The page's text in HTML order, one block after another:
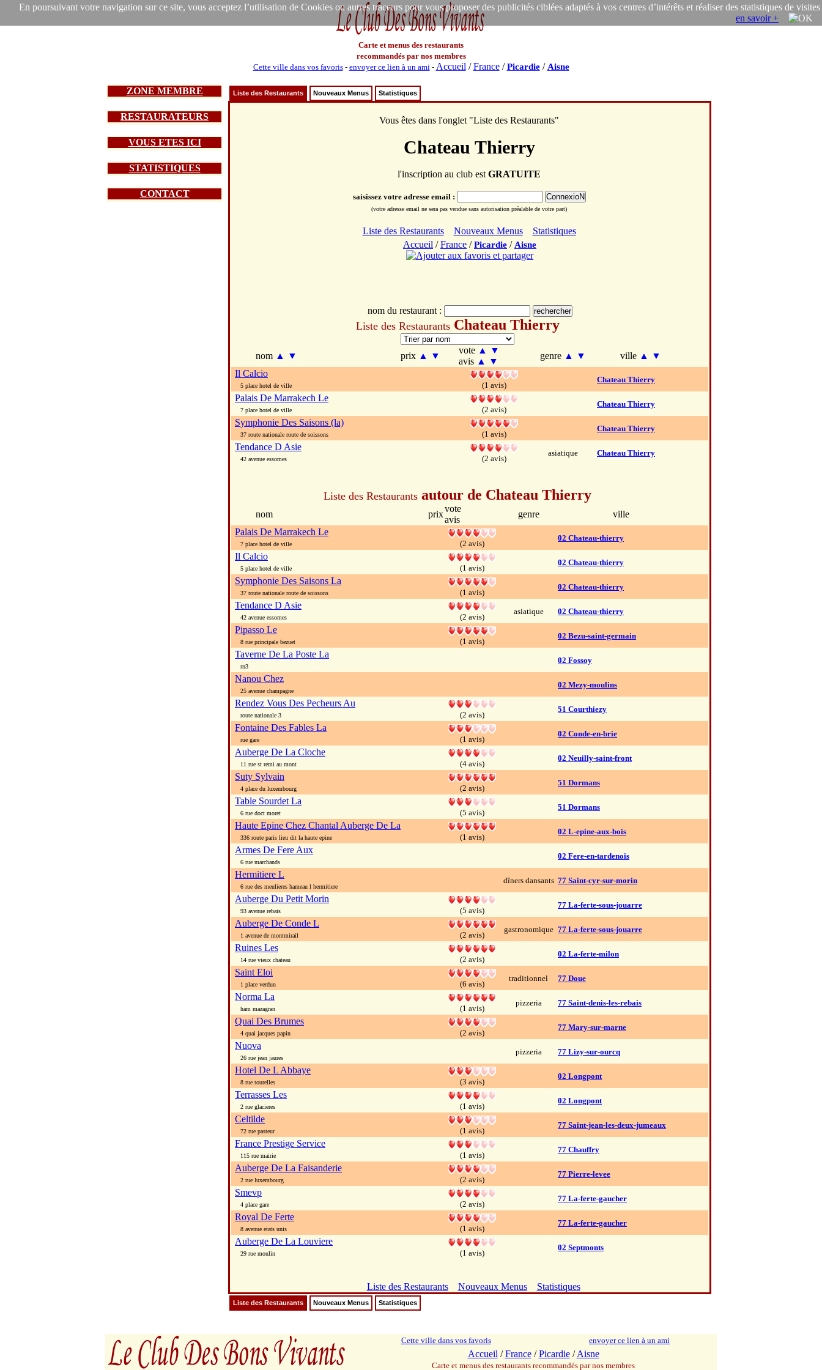
En poursuivant votre navigation sur ce site, vous acceptez l’utilisation de Cookies ou autres traceurs pour vous proposer des publicités ciblées adaptés à vos centres d’intérêts et réaliser des statistiques de visites
en savoir +
Carte et menus des restaurants
recommandés par nos membres
Cette ville dans vos favoris- envoyer ce lien à un ami- Accueil /France/Picardie/ Aisne
ZONE MEMBRE
RESTAURATEURS
VOUS ETES ICI
STATISTIQUES
CONTACT
Liste des Restaurants Nouveaux Menus Statistiques
Vous êtes dans l'onglet "Liste des Restaurants"
Chateau Thierry
l'inscription au club est GRATUITE
saisissez votre adresse email :
(votre adresse email ne sera pas vendue sans autorisation préalable de votre part)
Liste des Restaurants Nouveaux Menus
Statistiques
Accueil /France /Picardie / Aisne
nom du restaurant :
Liste des Restaurants Chateau Thierry
nom ▲ ▼ prix ▲ ▼
vote ▲
▼
avis ▲ ▼
genre ▲ ▼ ville ▲
▼
Il Calcio
5 place hotel de ville (1 avis)
Chateau Thierry
Palais De Marrakech Le
7 place hotel de ville (2 avis)
Chateau Thierry
Symphonie Des Saisons (la)
37 route nationale route de soissons (1 avis)
Chateau Thierry
Tendance D Asie
42 avenue essomes (2 avis)
asiatique Chateau Thierry
Liste des Restaurants autour de Chateau Thierry
nom prix
vote
avis
genre
ville
Palais De Marrakech Le
7 place hotel de ville (2 avis)
02 Chateau-thierry
Il Calcio
5 place hotel de ville (1 avis)
02 Chateau-thierry
Symphonie Des Saisons La
37 route nationale route de soissons (1 avis)
02 Chateau-thierry
Tendance D Asie
42 avenue essomes (2 avis)
asiatique 02 Chateau-thierry
Pipasso Le
8 rue principale bezuet (1 avis)
02 Bezu-saint-germain
Taverne De La Poste La
rn3
02 Fossoy
Nanou Chez
25 avenue champagne
02 Mezy-moulins
Rendez Vous Des Pecheurs Au
route nationale 3 (2 avis)
51 Courthiezy
Fontaine Des Fables La
rue gare (1 avis)
02 Conde-en-brie
Auberge De La Cloche
11 rue st remi au mont (4 avis)
02 Neuilly-saint-front
Suty Sylvain
4 place du luxembourg (2 avis)
51 Dormans
Table Sourdet La
6 rue doct moret (5 avis)
51 Dormans
Haute Epine Chez Chantal Auberge De La
336 route paris lieu dit la haute epine (1 avis)
02 L-epine-aux-bois
Armes De Fere Aux
6 rue marchands
02 Fere-en-tardenois
Hermitiere L
6 rue des meulieres hameau l hermitiere
dîners dansants 77 Saint-cyr-sur-morin
Auberge Du Petit Morin
93 avenue rebais (5 avis)
77 La-ferte-sous-jouarre
Auberge De Conde L
1 avenue de montmirail (2 avis)
gastronomique 77 La-ferte-sous-jouarre
Ruines Les
14 rue vieux chateau (2 avis)
02 La-ferte-milon
Saint Eloi
1 place verdun (6 avis)
traditionnel 77 Doue
Norma La
ham mazagran (1 avis)
pizzeria 77 Saint-denis-les-rebais
Quai Des Brumes
4 quai jacques papin (2 avis)
77 Mary-sur-marne
Nuova
26 rue jean jaures
pizzeria 77 Lizy-sur-ourcq
Hotel De L Abbaye
8 rue tourelles (3 avis)
02 Longpont
Terrasses Les
2 rue glacieres (1 avis)
02 Longpont
Celtilde
72 rue pasteur (1 avis)
77 Saint-jean-les-deux-jumeaux
France Prestige Service
115 rue mairie (1 avis)
77 Chauffry
Auberge De La Faisanderie
2 rue luxembourg (2 avis)
77 Pierre-levee
Smevp
4 place gare (2 avis)
77 La-ferte-gaucher
Royal De Ferte
8 avenue etats unis (1 avis)
77 La-ferte-gaucher
Auberge De La Louviere
29 rue moulin (1 avis)
02 Septmonts
Liste des Restaurants Nouveaux Menus Statistiques
Liste des Restaurants Nouveaux Menus Statistiques
Cette ville dans vos favoris envoyer ce lien à un ami
Accueil /France/Picardie/Aisne
Carte et menus des restaurants recommandés par nos membres